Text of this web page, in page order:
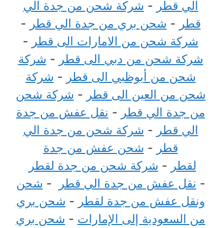
الي قطر - شركة شحن من جدة الي
قطر - شحن بري من جدة الي قطر -
شركة شحن من الامارات الى قطر -
شركة شحن من دبي الى قطر - شركة
شحن من أبوظبي الى قطر - شركة
شحن من العين الى قطر - شركة شحن
من جدة الي قطر - نقل عفش من جدة
الي قطر - شركة شحن من جدة الي
قطر - شحن عفش من جدة
لقطر - شركة شحن من جدة لقطر
- نقل عفش من جدة الي قطر - شحن
ونقل عفش من جدة لقطر - شحن بري
من السعودية إلى الإمارات - شحن بري